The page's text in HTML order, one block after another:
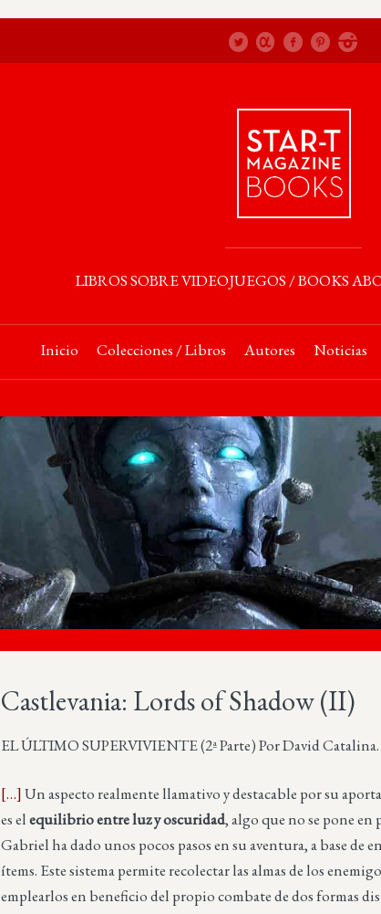
LIBROS SOBRE VIDEOJUEGOS / BOOKS
Inicio Colecciones / Libros Autores Noticias
Castlevania: Lords of Shadow (II)
EL ÚLTIMO SUPERVIVIENTE (2ª Parte) Por David Catalina.
[…]Un aspecto realmente llamativo y destacable por su
es elequilibrio entre luz y oscuridad, algo que no se pone en
Gabriel ha dado unos pocos pasos en su aventura, a base de
ítems. Este sistema permite recolectar las almas de los
emplearlos en beneficio del propio combate de dos formas